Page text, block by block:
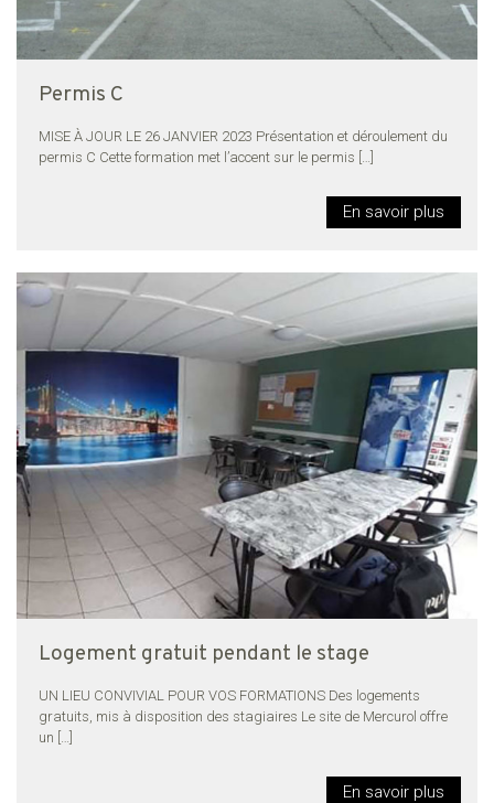
Permis C
MISE À JOUR LE 26 JANVIER 2023 Présentation et déroulement du
permis C Cette formation met l’accent sur le permis […]
En savoir plus
Logement gratuit pendant le stage
UN LIEU CONVIVIAL POUR VOS FORMATIONS Des logements
gratuits, mis à disposition des stagiaires Le site de Mercurol offre
un
En savoir plus